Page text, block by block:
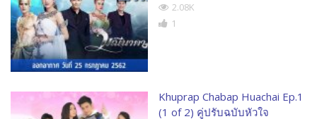
2.08K
1
Khuprap Chabap Huachai Ep.1
(1 of 2) คู่ปรับฉบับหัวใจ